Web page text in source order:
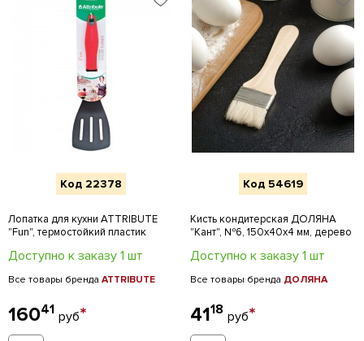
Код 22378
Лопатка для кухни ATTRIBUTE
"Fun", термостойкий пластик
Доступно к заказу 1 шт
Все товары бренда ATTRIBUTE
16041 руб*
Код 54619
Кисть кондитерская ДОЛЯНА
"Кант", №6, 150х40х4 мм, дерево
Доступно к заказу 1 шт
Все товары бренда ДОЛЯНА
4118 руб*